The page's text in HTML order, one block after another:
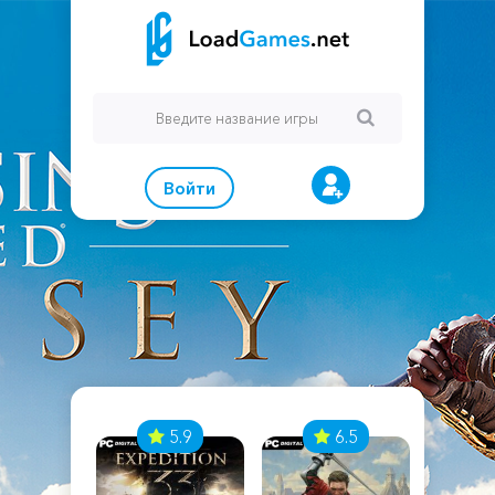
Войти
5.9 6.5